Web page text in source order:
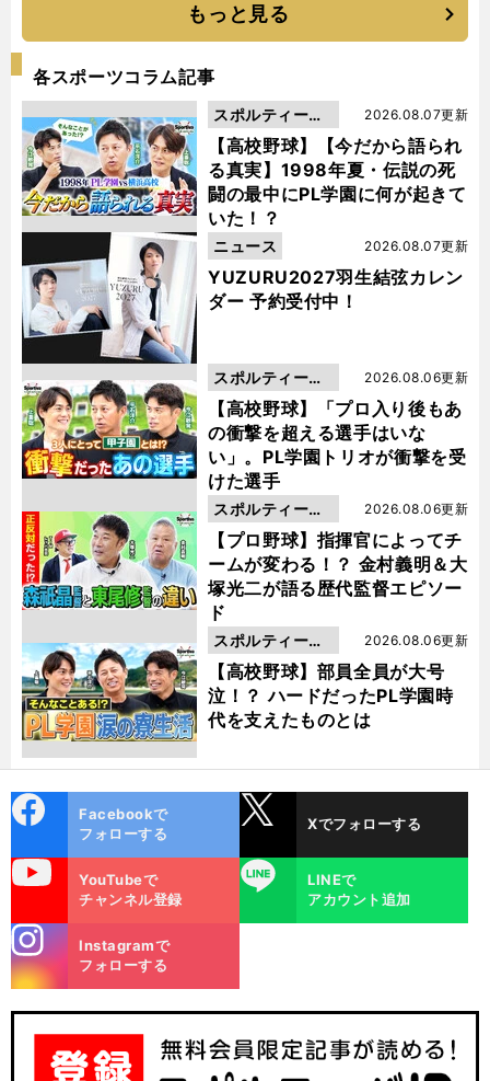
もっと見る
各スポーツコラム記事
【高校野球】【今だから語られ
る真実】1998年夏・伝説の死
闘の最中にPL学園に何が起きて
いた！？
2026.08.07更新
スポルティーバ
動画
YUZURU2027羽生結弦カレン
ダー 予約受付中！
2026.08.07更新
ニュース
【高校野球】「プロ入り後もあ
の衝撃を超える選手はいな
い」。PL学園トリオが衝撃を受
けた選手
2026.08.06更新
スポルティーバ
動画
【プロ野球】指揮官によってチ
ームが変わる！？ 金村義明＆大
塚光二が語る歴代監督エピソー
ド
2026.08.06更新
スポルティーバ
動画
【高校野球】部員全員が大号
泣！？ ハードだったPL学園時
代を支えたものとは
2026.08.06更新
スポルティーバ
動画
ok
Facebookで
フォローする
Xでフォローする
YouTubeで
チャンネル登録
LINE
LINEで
アカウント追加
m
Instagramで
フォローする